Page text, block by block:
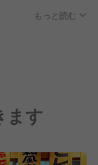
足度を追求してい
もっと読む
ます